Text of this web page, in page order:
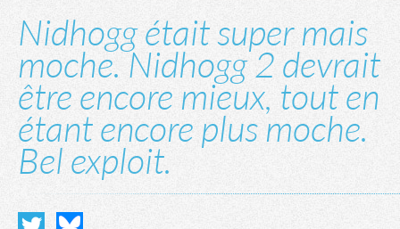
Nidhogg était super mais
moche. Nidhogg 2 devrait
être encore mieux, tout en
étant encore plus moche.
Bel exploit.